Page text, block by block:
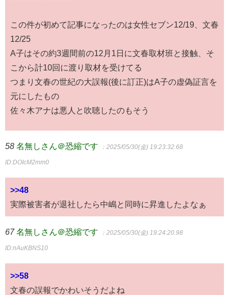
この件が初めて記事になったのは女性セブン12/19、文春
12/25
A子はその約3週間前の12月1日に文春取材班と接触、そ
こから計10回に渡り取材を受けてる
つまり文春の世紀の大誤報(後に訂正)はA子の虚偽証言を
元にしたもの
佐々木アナは悪人と吹聴したのもそう
58 名無しさん＠恐縮です ：2025/05/30(金) 19:23:32.68
ID:DOIcM2mm0
>>48
実際被害者が退社したら中嶋と同時に昇進したよなぁ
67 名無しさん＠恐縮です ：2025/05/30(金) 19:24:20.98
ID:nAuKBNS10
>>58
文春の誤報でかわいそうだよね